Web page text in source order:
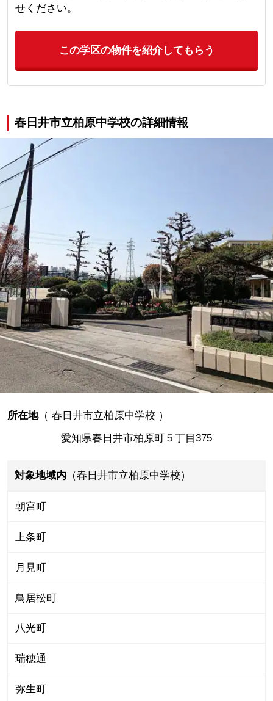
せください。
この学区の物件を紹介してもらう
春日井市立柏原中学校の詳細情報
所在地（ 春日井市立柏原中学校 ）
愛知県春日井市柏原町５丁目375
対象地域内 （春日井市立柏原中学校）
朝宮町
上条町
月見町
鳥居松町
八光町
瑞穂通
弥生町